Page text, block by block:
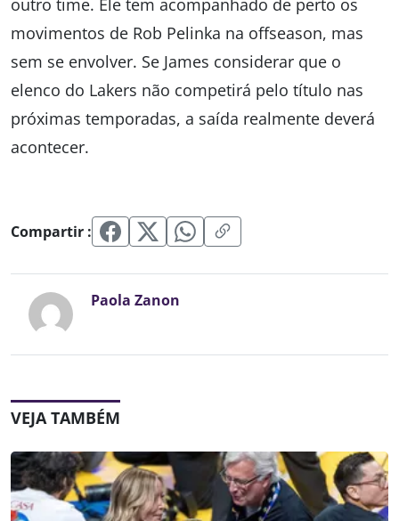
outro time. Ele tem acompanhado de perto os
movimentos de Rob Pelinka na offseason, mas
sem se envolver. Se James considerar que o
elenco do Lakers não competirá pelo título nas
próximas temporadas, a saída realmente deverá
acontecer.
Compartir :
Paola Zanon
VEJA TAMBÉM